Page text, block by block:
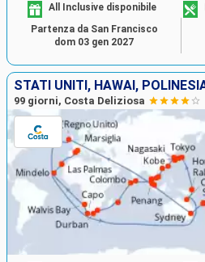
All Inclusive disponibile
Partenza da San Francisco
dom 03 gen 2027
99 giorni, Costa Deliziosa